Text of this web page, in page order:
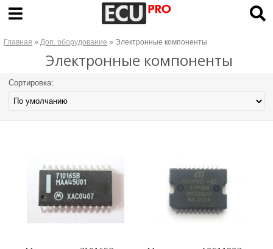
Главная » Доп. оборудование » Электронные компоненты
Электронные компоненты
Сортировка: